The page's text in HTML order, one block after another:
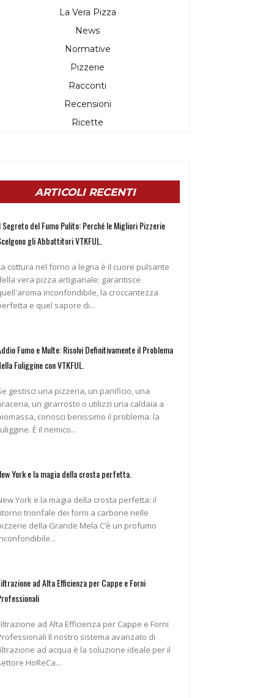
La Vera Pizza
News
Normative
Pizzerie
Racconti
Recensioni
Ricette
ARTICOLI RECENTI
Segreto del Fumo Pulito: Perché le Migliori Pizzerie
gli Abbattitori VTKFUL.
cottura nel forno a legna è il cuore pulsante
vera pizza artigianale: garantisce
inconfondibile, la croccantezza
e quel sapore di...
Fumo e Multe: Risolvi Definitivamente il Problema
Fuliggine con VTKFUL.
gestisci una pizzeria, un panificio, una
un girarrosto o utilizzi una caldaia a
conosci benissimo il problema: la
fuliggine. È il nemico...
York e la magia della crosta perfetta.
York e la magia della crosta perfetta: il
trionfale dei forni a carbone nelle
della Grande Mela C’è un profumo
ad Alta Efficienza per Cappe e Forni
ad Alta Efficienza per Cappe e Forni
Il nostro sistema avanzato di
ad acqua è la soluzione ideale per il
HoReCa...